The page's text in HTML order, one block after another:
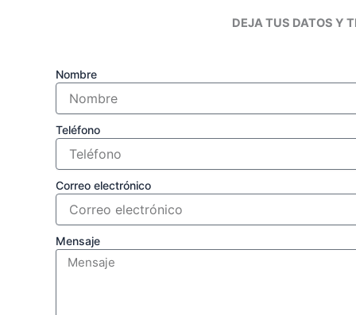
DEJA TUS DATOS Y TE
Nombre
Teléfono
Correo electrónico
Mensaje